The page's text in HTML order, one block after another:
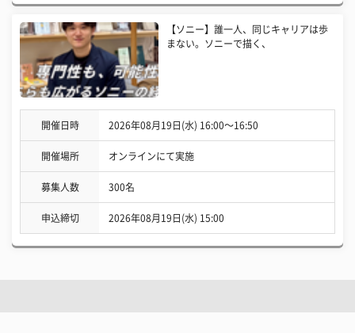
【ソニー】誰一人、同じキャリアは歩
まない。ソニーで描く、
開催日時 2026年08月19日(水) 16:00〜16:50
開催場所 オンラインにて実施
募集人数 300名
申込締切 2026年08月19日(水) 15:00